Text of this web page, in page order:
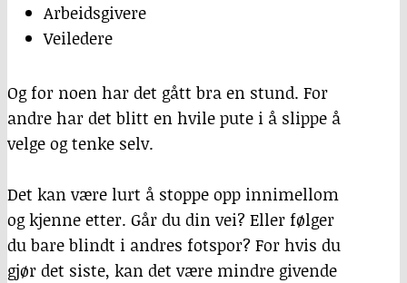
Arbeidsgivere
Veiledere
Og for noen har det gått bra en stund. For
andre har det blitt en hvile pute i å slippe å
velge og tenke selv.
Det kan være lurt å stoppe opp innimellom
og kjenne etter. Går du din vei? Eller følger
du bare blindt i andres fotspor? For hvis du
gjør det siste, kan det være mindre givende